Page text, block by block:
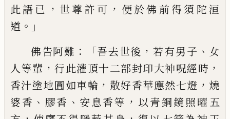
此語已 ， 世尊許可 ， 便於佛前得須陀洹
道 。」
佛告阿難 ：「吾去世後 ， 若有男子 、 女
人等輩 ， 行此灌頂十二部封印大神呪經時 ，
香汁塗地圓如車輪 ， 散好香華應然七燈 ， 燒
婆香 、 膠香 、 安息香等 ， 以青銅鏡照曜五